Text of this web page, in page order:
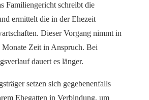
Familiengericht schreibt die
ermittelt die in der Ehezeit
Dieser Vorgang nimmt in
Monate Zeit in Anspruch. Bei
dauert es länger.
setzen sich gegebenenfalls
Ehegatten in Verbindung, um